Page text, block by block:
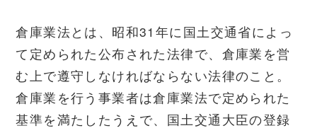
倉庫業法とは、昭和31年に国土交通省によっ
て定められた公布された法律で、倉庫業を営
む上で遵守しなければならない法律のこと。
倉庫業を行う事業者は倉庫業法で定められた
基準を満たしたうえで、国土交通大臣の登録